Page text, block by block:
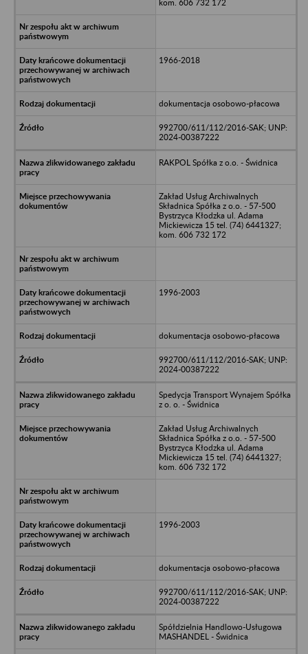
kom. 606 732 172
1966-2018
dokumentacja osobowo-płacowa
992700/611/112/2016-SAK; UNP:
2024-00387222
RAKPOL Spółka z o.o. - Świdnica
Zakład Usług Archiwalnych
Składnica Spółka z o.o. - 57-500
Bystrzyca Kłodzka ul. Adama
Mickiewicza 15 tel. (74) 6441327;
kom. 606 732 172
1996-2003
dokumentacja osobowo-płacowa
992700/611/112/2016-SAK; UNP:
2024-00387222
Spedycja Transport Wynajem Spółka
z o. o. - Świdnica
Zakład Usług Archiwalnych
Składnica Spółka z o.o. - 57-500
Bystrzyca Kłodzka ul. Adama
Mickiewicza 15 tel. (74) 6441327;
kom. 606 732 172
1996-2003
dokumentacja osobowo-płacowa
992700/611/112/2016-SAK; UNP:
2024-00387222
Spółdzielnia Handlowo-Usługowa
MASHANDEL - Świdnica